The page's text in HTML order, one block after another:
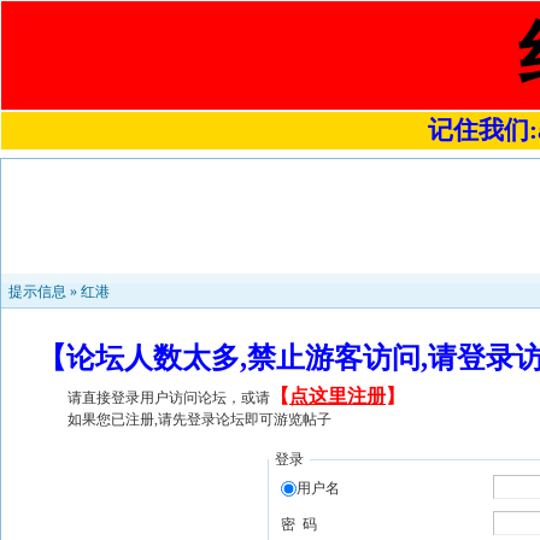
记住我们
提示信息 » 红港
【论坛人数太多,禁止游客访问,请登
请直接登录用户访问论坛，或请 【 点这里注册】
如果您已注册,请先登录论坛即可游览帖子
登录
用户名
密 码